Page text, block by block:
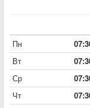
Пн
Вт
Ср
Чт